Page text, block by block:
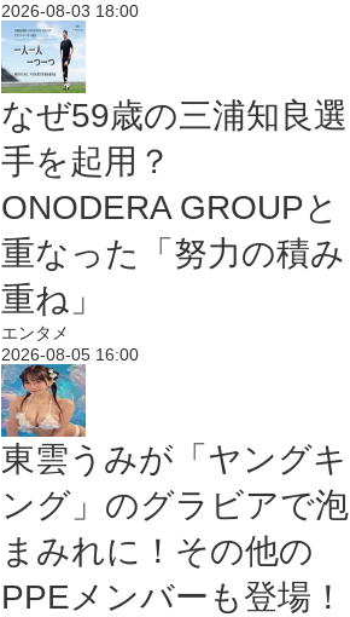
2026-08-03 18:00
なぜ59歳の三浦知良選
手を起用？
ONODERA GROUPと
重なった「努力の積み
重ね」
エンタメ
2026-08-05 16:00
東雲うみが「ヤングキ
ング」のグラビアで泡
まみれに！その他の
PPEメンバーも登場！